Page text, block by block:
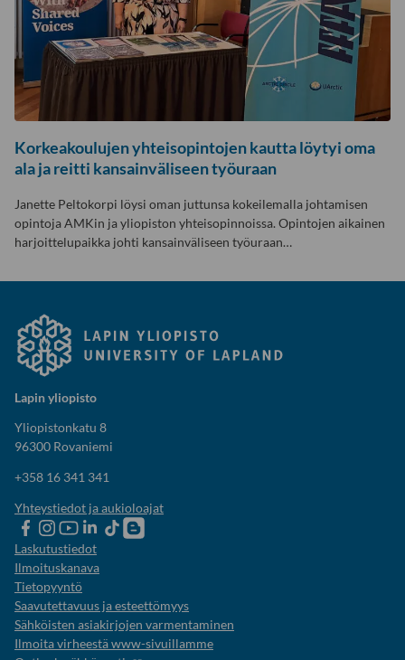
Korkeakoulujen yhteisopintojen kautta löytyi oma
ala ja reitti kansainväliseen työuraan
Janette Peltokorpi löysi oman juttunsa kokeilemalla johtamisen
opintoja AMKin ja yliopiston yhteisopinnoissa. Opintojen aikainen
harjoittelupaikka johti kansainväliseen työuraan…
Lapin yliopisto
Yliopistonkatu 8
96300 Rovaniemi
+358 16 341 341
Yhteystiedot ja aukioloajat
Lapin
yliopiston
Facebook
Lapin
yliopiston
instagram-
tili
Lapin
yliopiston
Youtube-
kanava
Lapin
yliopisto
Linkedinissä
LapinOpiskelijaelämää-
Laskutustiedot
Ilmoituskanava
Tietopyyntö
Saavutettavuus ja esteettömyys
Sähköisten asiakirjojen varmentaminen
Ilmoita virheestä www-sivuillamme